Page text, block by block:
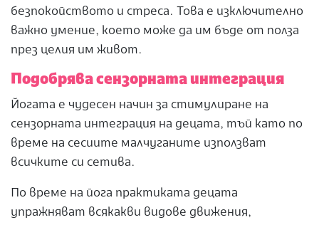
безпокойството и стреса. Това е изключително
важно умение, което може да им бъде от полза
през целия им живот.
Подобрява сензорната интеграция
Йогата е чудесен начин за стимулиране на
сензорната интеграция на децата, тъй като по
време на сесиите малчуганите използват
всичките си сетива.
По време на йога практиката децата
упражняват всякакви видове движения,